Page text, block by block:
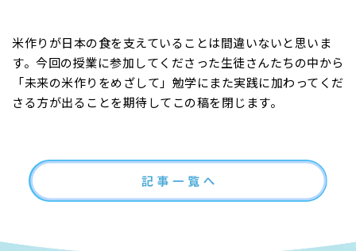
米作りが日本の食を支えていることは間違いないと思いま
す。今回の授業に参加してくださった生徒さんたちの中から
「未来の米作りをめざして」勉学にまた実践に加わってくだ
さる方が出ることを期待してこの稿を閉じます。